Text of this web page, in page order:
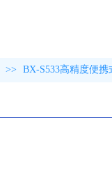
>> BX-S533高精度便